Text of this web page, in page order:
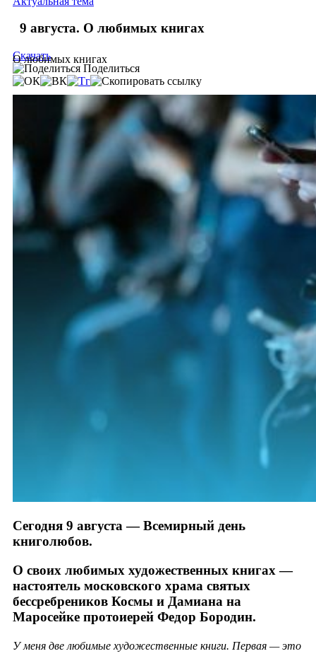
9 августа. О любимых книгах
О любимых книгах
Скачать
Поделиться
Сегодня 9 августа — Всемирный день
книголюбов.
О своих любимых художественных книгах —
настоятель московского храма святых
бессребреников Космы и Дамиана на
Маросейке протоиерей Федор Бородин.
У меня две любимые художественные книги. Первая — это